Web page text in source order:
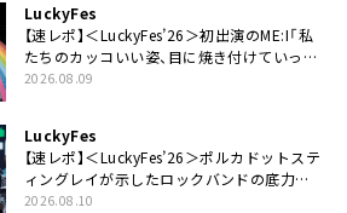
LuckyFes
【速レポ】＜LuckyFes’26＞初出演のME:I「私
たちのカッコいい姿、目に焼き付けていって
ください！」
2026.08.09
LuckyFes
【速レポ】＜LuckyFes’26＞ポルカドットステ
ィングレイが示したロックバンドの底力
「LuckyFesのマスコットキャラクターである
2026.08.10